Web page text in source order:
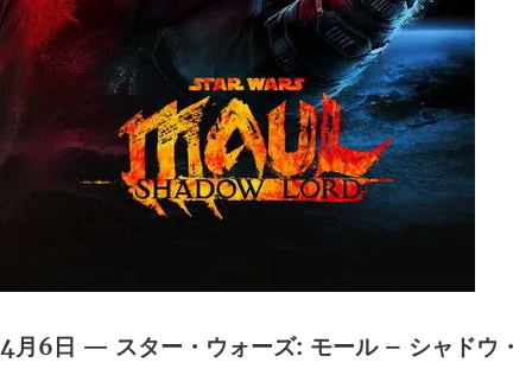
4月6日 — スター・ウォーズ: モール – シャドウ・